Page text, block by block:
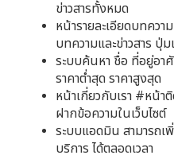
ข่าวสารทั้งหมด
หน้ารายละเอียดบทควา
บทความและข่าวสาร ปุ่
ระบบค้นหา ชื่อ ที่อยู่อ
ราคาต่ำสุด ราคาสูงสุด
หน้าเกี่ยวกับเรา #หน้
ฝากข้อความในเว็บไซต์
ระบบแอดมิน สามารถ
บริการ ได้ตลอดเวลา